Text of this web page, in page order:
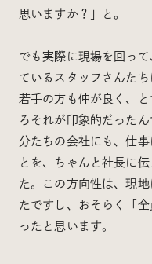
思いますか？」と。
でも実際に現場を回っ
ているスタッフさんた
若手の方も仲が良く、
ろそれが印象的だった
分たちの会社にも、仕
とを、ちゃんと社長に
た。この方向性は、現
たですし、おそらく「
ったと思います。